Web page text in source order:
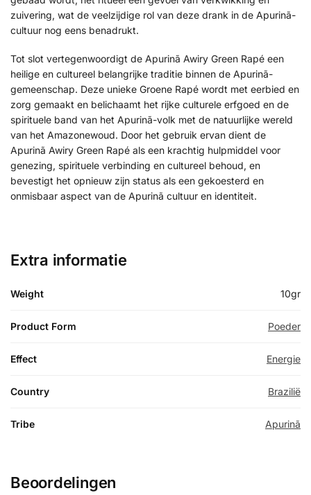
zuivering, wat de veelzijdige rol van deze drank in de Apurinã-
cultuur nog eens benadrukt.
Tot slot vertegenwoordigt de Apurinã Awiry Green Rapé een
heilige en cultureel belangrijke traditie binnen de Apurinã-
gemeenschap. Deze unieke Groene Rapé wordt met eerbied en
zorg gemaakt en belichaamt het rijke culturele erfgoed en de
spirituele band van het Apurinã-volk met de natuurlijke wereld
van het Amazonewoud. Door het gebruik ervan dient de
Apurinã Awiry Green Rapé als een krachtig hulpmiddel voor
genezing, spirituele verbinding en cultureel behoud, en
bevestigt het opnieuw zijn status als een gekoesterd en
onmisbaar aspect van de Apurinã cultuur en identiteit.
Extra informatie
Weight 10gr
Product Form Poeder
Effect Energie
Country Brazilië
Tribe Apurinã
Beoordelingen